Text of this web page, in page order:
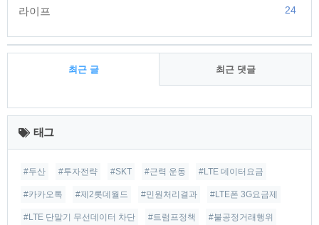
라이프 24
최근 글 최근 댓글
최
근
글
태그
#두산 #투자전략 #SKT #근력 운동 #LTE 데이터요금
#카카오톡 #제2롯데월드 #민원처리결과 #LTE폰 3G요금제
#LTE 단말기 무선데이터 차단 #트럼프정책 #불공정거래행위